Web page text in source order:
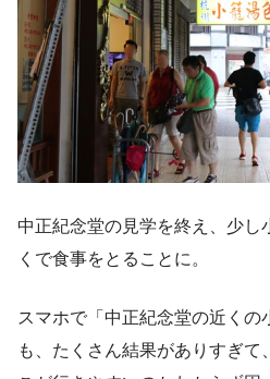
中正紀念堂の見学を終え、少し
くで食事をとることに。
スマホで「中正紀念堂の近くの
も、たくさん結果がありすぎ